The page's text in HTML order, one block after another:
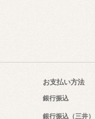
お支払い方法
銀行振込
銀行振込（三井）